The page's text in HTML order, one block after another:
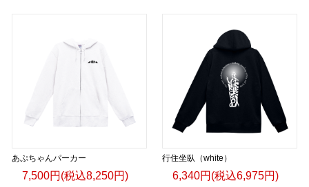
あぷちゃんパーカー
7,500円(税込8,250円)
行住坐臥（white）
6,340円(税込6,975円)